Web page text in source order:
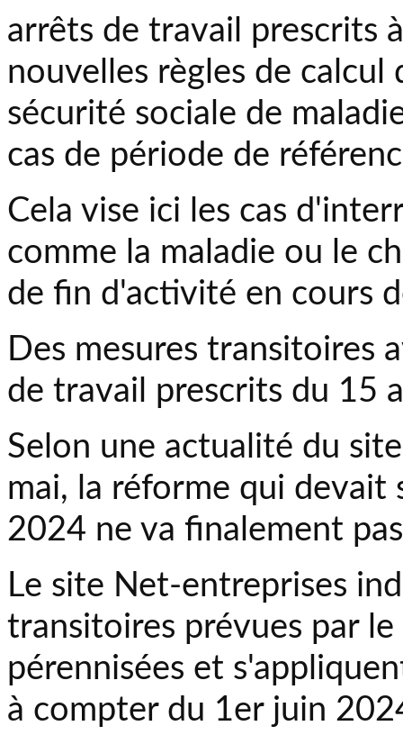
arrêts de travail prescrits
nouvelles règles de
sécurité sociale de
cas de période de
Cela vise ici les cas
comme la maladie ou le
de fin d'activité en cours
Des mesures transitoires
de travail prescrits du 15
Selon une actualité du
mai, la réforme qui devait
2024 ne va finalement
Le site Net-entreprises
transitoires prévues par
pérennisées et
à compter du 1er juin